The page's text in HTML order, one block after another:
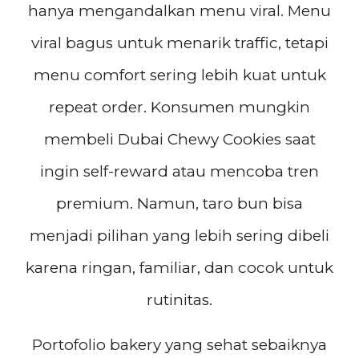
hanya mengandalkan menu viral. Menu
viral bagus untuk menarik traffic, tetapi
menu comfort sering lebih kuat untuk
repeat order. Konsumen mungkin
membeli Dubai Chewy Cookies saat
ingin self-reward atau mencoba tren
premium. Namun, taro bun bisa
menjadi pilihan yang lebih sering dibeli
karena ringan, familiar, dan cocok untuk
rutinitas.
Portofolio bakery yang sehat sebaiknya